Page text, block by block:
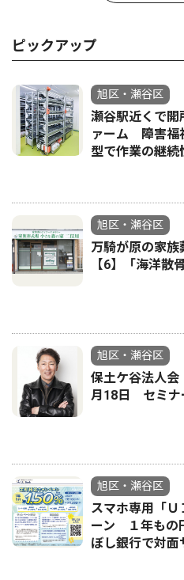
ピックアップ
旭区・瀬谷区
瀬谷駅近くで
ァーム 障害福
型で作業の継続
旭区・瀬谷区
万騎が原の家
【6】「海洋散
旭区・瀬谷区
保土ケ谷法人
月18日 セミナ
旭区・瀬谷区
スマホ専用「
ーン １年もの
ぼし銀行で対面